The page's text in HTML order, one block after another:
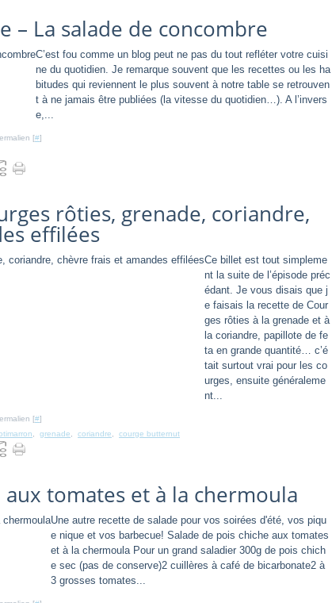
– La salade de concombre
C’est fou comme un blog peut ne pas du tout refléter votre cuisi
ne du quotidien. Je remarque souvent que les recettes ou les ha
bitudes qui reviennent le plus souvent à notre table se retrouven
t à ne jamais être publiées (la vitesse du quotidien…). A l’invers
e,...
[#]
rôties, grenade, coriandre,
effilées
Ce billet est tout simpleme
nt la suite de l’épisode préc
édant. Je vous disais que j
e faisais la recette de Cour
ges rôties à la grenade et à
la coriandre, papillote de fe
ta en grande quantité… c’é
tait surtout vrai pour les co
urges, ensuite généraleme
nt...
[#]
grenade coriandre courge butternut
tomates et à la chermoula
Une autre recette de salade pour vos soirées d'été, vos piqu
e nique et vos barbecue! Salade de pois chiche aux tomates
et à la chermoula Pour un grand saladier 300g de pois chich
e sec (pas de conserve)2 cuillères à café de bicarbonate2 à
3 grosses tomates...